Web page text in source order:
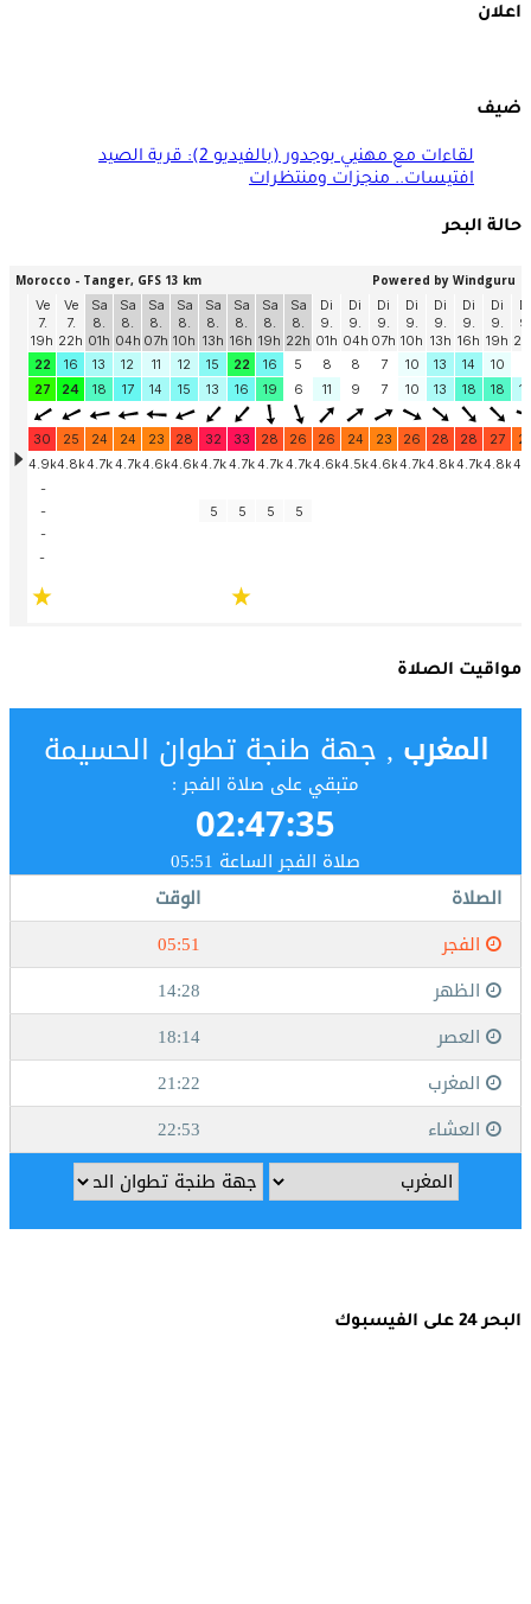
اعلان
ضيف
لقاءات مع مهنيي بوجدور (بالفيديو 2): قرية الصيد
افتيسات.. منجزات ومنتظرات
حالة البحر
مواقيت الصلاة
البحر 24 على الفيسبوك